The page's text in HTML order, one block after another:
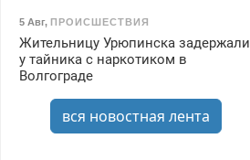
5 Авг, ПРОИСШЕСТВИЯ
Жительницу Урюпинска задержали
у тайника с наркотиком в
Волгограде
вся новостная лента